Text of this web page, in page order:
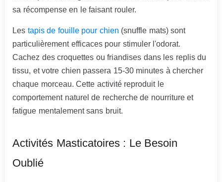
sa récompense en le faisant rouler.
Les tapis de fouille pour chien (snuffle mats) sont
particulièrement efficaces pour stimuler l'odorat.
Cachez des croquettes ou friandises dans les replis du
tissu, et votre chien passera 15-30 minutes à chercher
chaque morceau. Cette activité reproduit le
comportement naturel de recherche de nourriture et
fatigue mentalement sans bruit.
Activités Masticatoires : Le Besoin
Oublié